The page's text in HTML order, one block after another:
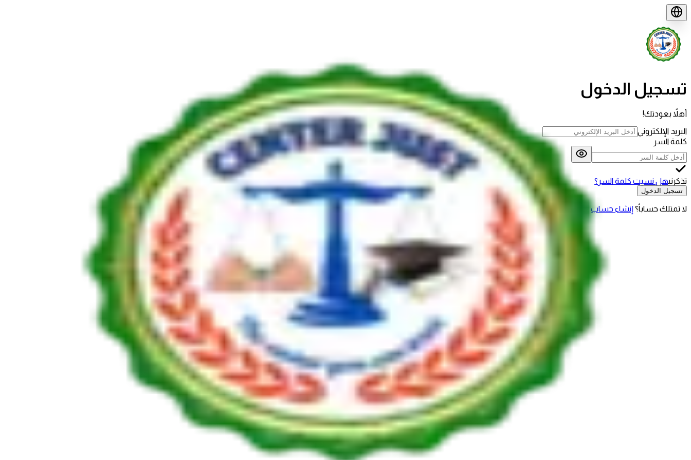
تسجيل الدخول
أهلاً بعودتك!
البريد الإلكتروني
كلمة السر
تذكرنيهل نسيت كلمة السر؟
تسجيل الدخول
لا تمتلك حساباً؟ إنشاء حساب